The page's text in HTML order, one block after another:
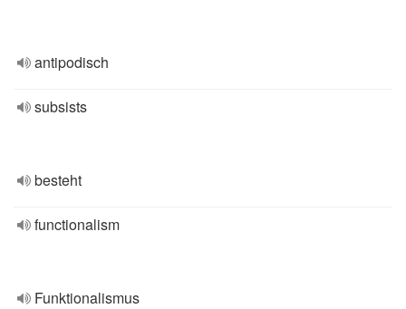
antipodisch
subsists
besteht
functionalism
Funktionalismus